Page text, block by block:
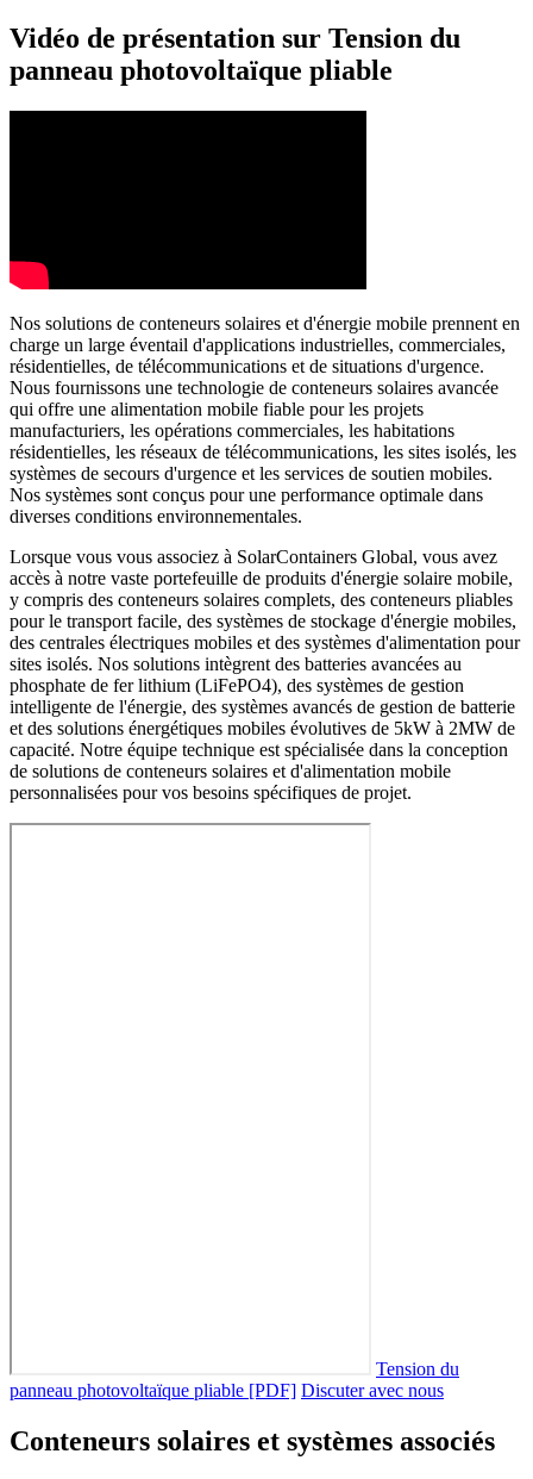
Vidéo de présentation sur Tension du
panneau photovoltaïque pliable
Nos solutions de conteneurs solaires et d'énergie mobile prennent en
charge un large éventail d'applications industrielles, commerciales,
résidentielles, de télécommunications et de situations d'urgence.
Nous fournissons une technologie de conteneurs solaires avancée
qui offre une alimentation mobile fiable pour les projets
manufacturiers, les opérations commerciales, les habitations
résidentielles, les réseaux de télécommunications, les sites isolés, les
systèmes de secours d'urgence et les services de soutien mobiles.
Nos systèmes sont conçus pour une performance optimale dans
diverses conditions environnementales.
Lorsque vous vous associez à SolarContainers Global, vous avez
accès à notre vaste portefeuille de produits d'énergie solaire mobile,
y compris des conteneurs solaires complets, des conteneurs pliables
pour le transport facile, des systèmes de stockage d'énergie mobiles,
des centrales électriques mobiles et des systèmes d'alimentation pour
sites isolés. Nos solutions intègrent des batteries avancées au
phosphate de fer lithium (LiFePO4), des systèmes de gestion
intelligente de l'énergie, des systèmes avancés de gestion de batterie
et des solutions énergétiques mobiles évolutives de 5kW à 2MW de
capacité. Notre équipe technique est spécialisée dans la conception
de solutions de conteneurs solaires et d'alimentation mobile
personnalisées pour vos besoins spécifiques de projet.
Tension du
panneau photovoltaïque pliable [PDF] Discuter avec nous
Conteneurs solaires et systèmes associés